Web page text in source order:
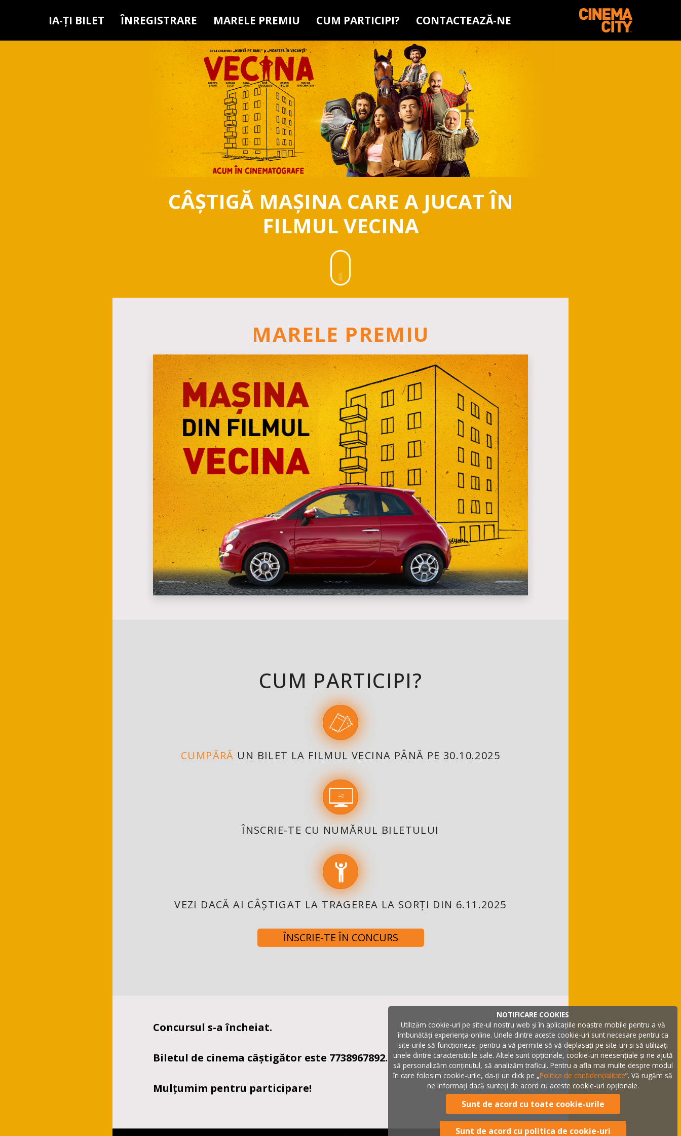
IA-ȚI BILET ÎNREGISTRARE MARELE PREMIU CUM PARTICIPI? CONTACTEAZĂ-NE
CÂȘTIGĂ MAȘINA CARE A JUCAT ÎN
FILMUL VECINA
MARELE PREMIU
CUM PARTICIPI?
CUMPĂRĂ UN BILET LA FILMUL VECINA PÂNĂ PE 30.10.2025
ÎNSCRIE-TE CU NUMĂRUL BILETULUI
VEZI DACĂ AI CÂȘTIGAT LA TRAGEREA LA SORȚI DIN 6.11.2025
ÎNSCRIE-TE ÎN CONCURS
Concursul s-a încheiat.
Biletul de cinema câștigător este 7738967892.
Mulțumim pentru participare!
NOTIFICARE COOKIES
Utilizăm cookie-uri pe site-ul nostru web și în aplicațiile noastre mobile pentru a vă
îmbunătăți experiența online. Unele dintre aceste cookie-uri sunt necesare pentru ca
site-urile să funcționeze, pentru a vă permite să vă deplasați pe site-uri și să utilizați
unele dintre caracteristicile sale. Altele sunt opționale, cookie-uri neesențiale și ne ajută
să personalizăm conținutul, să analizăm traficul. Pentru a afla mai multe despre modul
în care folosim cookie-urile, da-ți un click pe „Politica de confidențialitate”. Vă rugăm să
ne informați dacă sunteți de acord cu aceste cookie-uri opționale.
Sunt de acord cu toate cookie-urile
Sunt de acord cu politica de cookie-uri